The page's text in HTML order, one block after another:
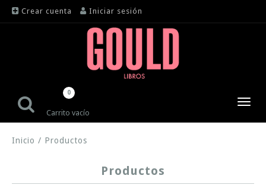
Crear cuenta Iniciar sesión
Carrito vacío
0
Inicio / Productos
Productos